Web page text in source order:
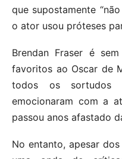
que supostamente
o ator usou próteses
Brendan Fraser é
favoritos ao Oscar de
todos os sortudos
emocionaram com a
passou anos afastado
No entanto, apesar